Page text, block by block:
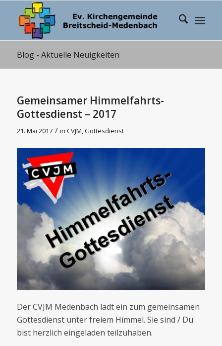
Blog - Aktuelle Neuigkeiten
Gemeinsamer Himmelfahrts-
Gottesdienst – 2017
21. Mai 2017 / in CVJM,Gottesdienst
Der CVJM Medenbach lädt ein zum gemeinsamen
Gottesdienst unter freiem Himmel. Sie sind / Du
bist herzlich eingeladen teilzuhaben.